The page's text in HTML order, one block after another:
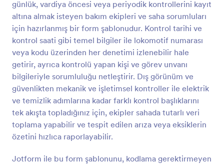
günlük, vardiya öncesi veya periyodik kontrollerini kayıt
altına almak isteyen bakım ekipleri ve saha sorumluları
için hazırlanmış bir form şablonudur. Kontrol tarihi ve
kontrol saati gibi temel bilgiler ile lokomotif numarası
veya kodu üzerinden her denetimi izlenebilir hale
getirir, ayrıca kontrolü yapan kişi ve görev unvanı
bilgileriyle sorumluluğu netleştirir. Dış görünüm ve
güvenlikten mekanik ve işletimsel kontroller ile elektrik
ve temizlik adımlarına kadar farklı kontrol başlıklarını
tek akışta topladığınız için, ekipler sahada tutarlı veri
toplama yapabilir ve tespit edilen arıza veya eksiklerin
özetini hızlıca raporlayabilir.
Jotform ile bu form şablonunu, kodlama gerektirmeyen
sürükle-ve-bırak özelliğiyle temizlenecek alan ve
eşyaları güncelleyin, logonuzu ekleyin ve daha
kişiselleştirilmiş bir dokunuş sağlamak için renkleri
değiştirin! Ardından form gönderimlerinizi bir
çizelgede, takvimde ya da kartta görüntüleyebilir, ya
da Jotform' un 100'den fazla ücretsiz
integrasyonunu kullanarak tamamlanmış kontrol
listelerinizi Google Drive ve Slack gibi diğer
hesaplarınıza senkronize edebilirsiniz. Kontrol
listelerini kalem ve kağıtla doldurmayı bırakın, online
Ofis Günlük Temizlik Kontrol Listesi şablonumuzu
kullanın ve zamandan tasarruf edin!
Önizleme